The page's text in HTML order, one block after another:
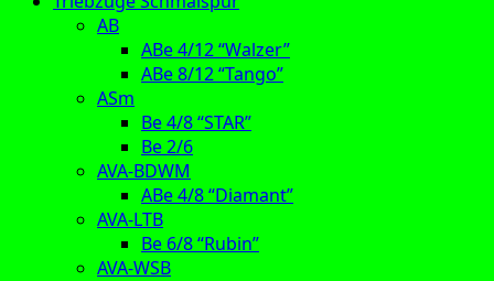
AB
ABe 4/12 “Walzer”
ABe 8/12 “Tango”
ASm
Be 4/8 “STAR”
Be 2/6
AVA-BDWM
ABe 4/8 “Diamant”
AVA-LTB
Be 6/8 “Rubin”
AVA-WSB